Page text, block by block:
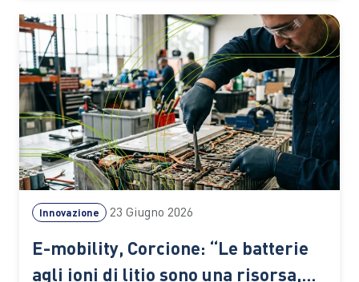
lascia dietro di sé una grande quantità di residui.
Paglia, potature,…
Innovazione 23 Giugno 2026
E-mobility, Corcione: “Le batterie
agli ioni di litio sono una risorsa,